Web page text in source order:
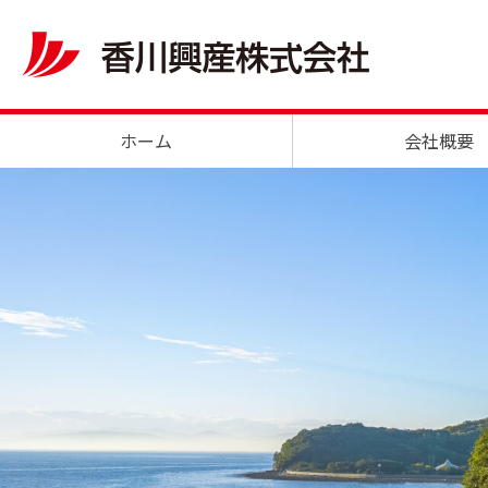
ホーム 会社概要